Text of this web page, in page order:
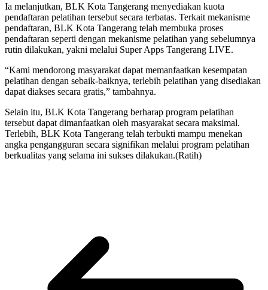
Ia melanjutkan, BLK Kota Tangerang menyediakan kuota
pendaftaran pelatihan tersebut secara terbatas. Terkait mekanisme
pendaftaran, BLK Kota Tangerang telah membuka proses
pendaftaran seperti dengan mekanisme pelatihan yang sebelumnya
rutin dilakukan, yakni melalui Super Apps Tangerang LIVE.
“Kami mendorong masyarakat dapat memanfaatkan kesempatan
pelatihan dengan sebaik-baiknya, terlebih pelatihan yang disediakan
dapat diakses secara gratis,” tambahnya.
Selain itu, BLK Kota Tangerang berharap program pelatihan
tersebut dapat dimanfaatkan oleh masyarakat secara maksimal.
Terlebih, BLK Kota Tangerang telah terbukti mampu menekan
angka pengangguran secara signifikan melalui program pelatihan
berkualitas yang selama ini sukses dilakukan.(Ratih)